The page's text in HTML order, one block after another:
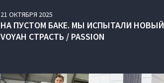
21 ОКТЯБРЯ 2025
НА ПУСТОМ БАКЕ. МЫ ИСПЫТАЛИ НОВЫЙ
VOYAH СТРАСТЬ / PASSION